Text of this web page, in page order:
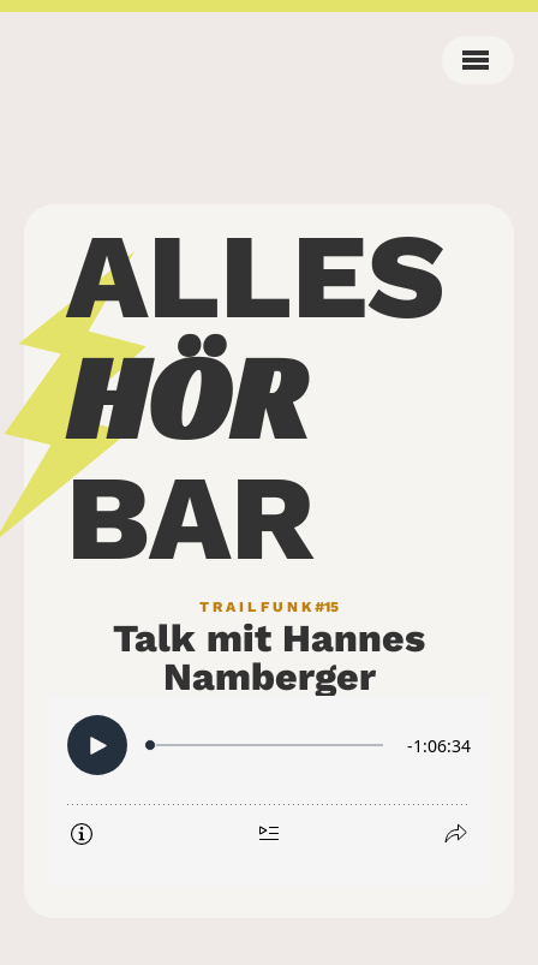
ALLES
HÖR
BAR
TRAILFUNK#15
Talk mit Hannes
Namberger